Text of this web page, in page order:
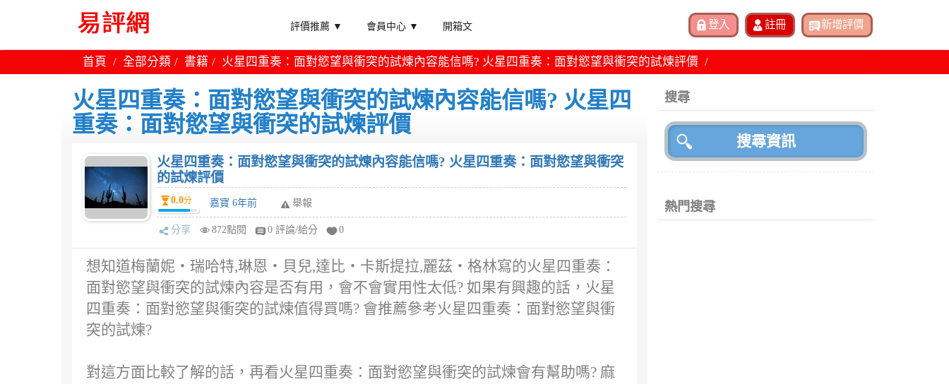
評價推薦 ▼ 會員中心 ▼ 開箱文
首頁 全部分類 書籍 火星四重奏：面對慾望與衝突的試煉內容能信嗎? 火星四重奏：面對慾望與衝突的試煉評價
火星四重奏：面對慾望與衝突的試煉內容能信嗎? 火星四
重奏：面對慾望與衝突的試煉評價
火星四重奏：面對慾望與衝突的試煉內容能信嗎? 火星四重奏：面對慾望與衝突
的試煉評價
0.0分 嘉寶 6年前 舉報
分享 872點閱 0 評論/給分 0
想知道梅蘭妮‧瑞哈特,琳恩‧貝兒,達比‧卡斯提拉,麗茲‧格林寫的火星四重奏：
面對慾望與衝突的試煉內容是否有用，會不會實用性太低? 如果有興趣的話，火星
四重奏：面對慾望與衝突的試煉值得買嗎? 會推薦參考火星四重奏：面對慾望與衝
突的試煉?
對這方面比較了解的話，再看火星四重奏：面對慾望與衝突的試煉會有幫助嗎? 麻
搜尋
熱門搜尋